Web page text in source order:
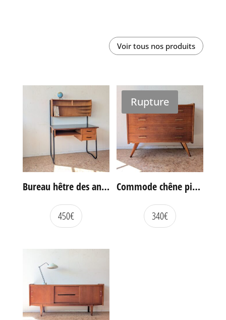
Voir tous nos produits
Bureau hêtre des années 60
450€
Rupture
Commode chêne pieds compas vintage
340€